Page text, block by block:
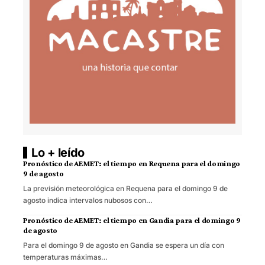
Lo + leído
Pronóstico de AEMET: el tiempo en Requena para el domingo
9 de agosto
La previsión meteorológica en Requena para el domingo 9 de
agosto indica intervalos nubosos con…
Pronóstico de AEMET: el tiempo en Gandia para el domingo 9
de agosto
Para el domingo 9 de agosto en Gandia se espera un día con
temperaturas máximas…